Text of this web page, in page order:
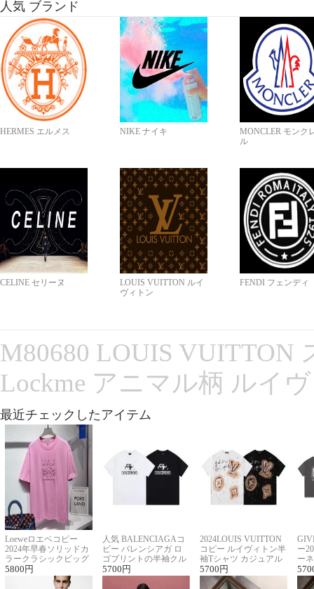
人気 ブランド
HERMES エルメス NIKE ナイキ
MONCLER モンク
ル
CELINE セリーヌ
LOUIS VUITTON ルイ
ヴィトン
FENDI フェンディ
M80680 LOUIS VUITTON
Lockme アニマル柄 ルイ
最近チェックしたアイテム
Loeweロエベコピー
2024年早春ソリッドカ
ラークラシックビッグ
ロゴ刺繍Tシャツ
5800 円
人気 BALENCIAGAコ
ピー バレンシアガ ロ
ゴプリントの半袖クル
ーネックTシャツ
5700 円
2024LOUIS VUITTON
コピー ルイヴィトン半
袖Tシャツ カジュアル
に馴染む 2色展開
5700 円
ー
ー
ー